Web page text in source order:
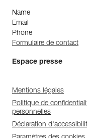
Name
Email
Phone
Formulaire de contact
Espace presse
Mentions légales
Politique de
personnelles
Déclaration